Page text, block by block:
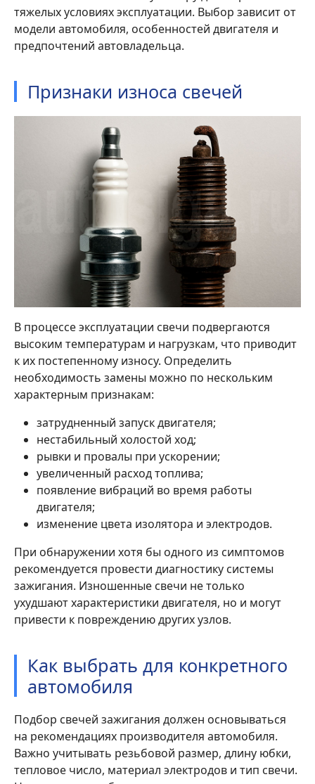
тяжелых условиях эксплуатации. Выбор зависит от
модели автомобиля, особенностей двигателя и
предпочтений автовладельца.
Признаки износа свечей
В процессе эксплуатации свечи подвергаются
высоким температурам и нагрузкам, что приводит
к их постепенному износу. Определить
необходимость замены можно по нескольким
характерным признакам:
затрудненный запуск двигателя;
нестабильный холостой ход;
рывки и провалы при ускорении;
увеличенный расход топлива;
появление вибраций во время работы
двигателя;
изменение цвета изолятора и электродов.
При обнаружении хотя бы одного из симптомов
рекомендуется провести диагностику системы
зажигания. Изношенные свечи не только
ухудшают характеристики двигателя, но и могут
привести к повреждению других узлов.
Как выбрать для конкретного
автомобиля
Подбор свечей зажигания должен основываться
на рекомендациях производителя автомобиля.
Важно учитывать резьбовой размер, длину юбки,
тепловое число, материал электродов и тип свечи.